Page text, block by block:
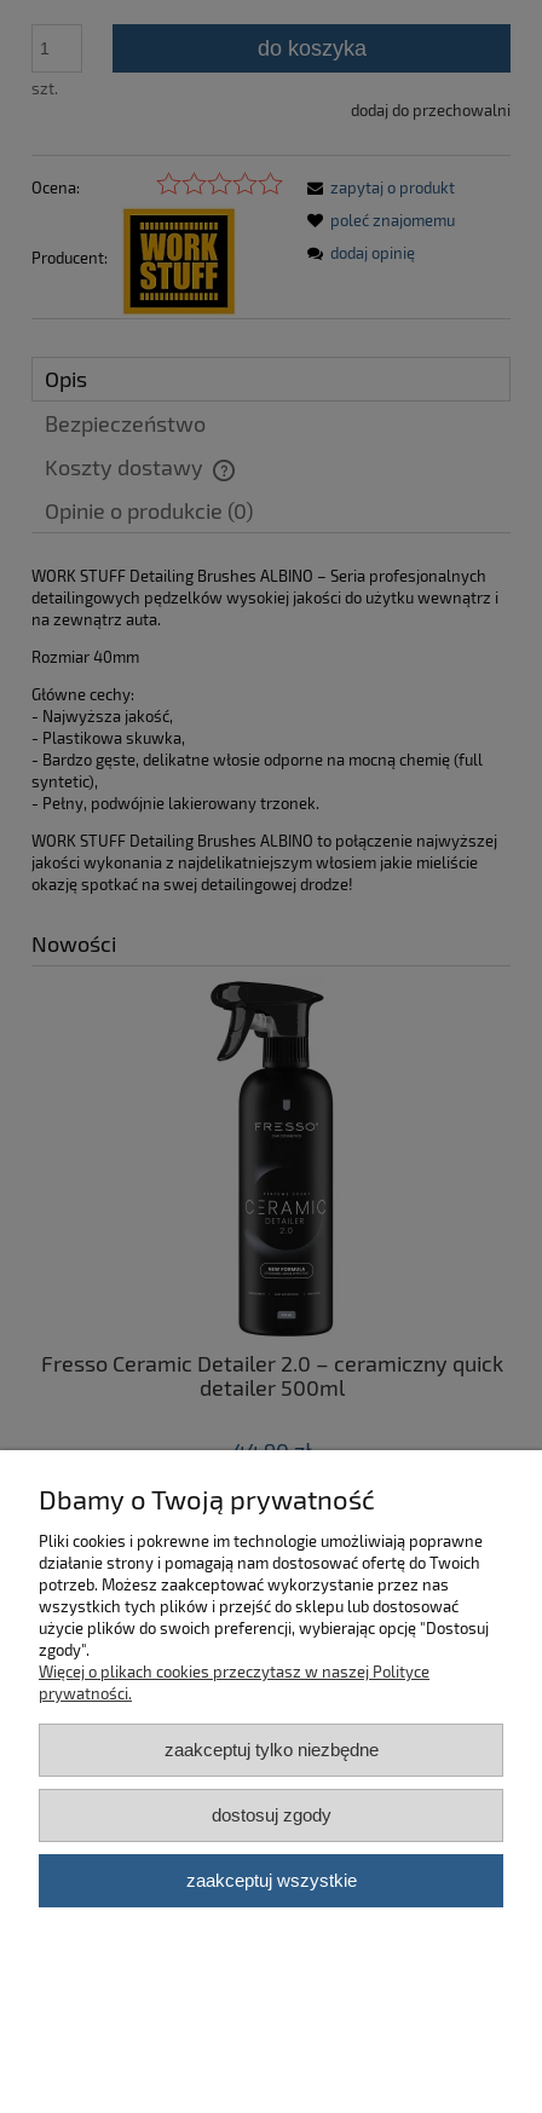
szt.
do koszyka
dodaj do przechowalni
Ocena:
Producent:
zapytaj o produkt
poleć znajomemu
dodaj opinię
Opis
Bezpieczeństwo
Koszty dostawy
Cena nie zawiera ewentualnych kosztów płatności
Opinie o produkcie (0)
WORK STUFF Detailing Brushes ALBINO – Seria profesjonalnych
detailingowych pędzelków wysokiej jakości do użytku wewnątrz i
na zewnątrz auta.
Rozmiar 40mm
Główne cechy:
- Najwyższa jakość,
- Plastikowa skuwka,
- Bardzo gęste, delikatne włosie odporne na mocną chemię (full
syntetic),
- Pełny, podwójnie lakierowany trzonek.
WORK STUFF Detailing Brushes ALBINO to połączenie najwyższej
jakości wykonania z najdelikatniejszym włosiem jakie mieliście
okazję spotkać na swej detailingowej drodze!
Nowości
Fresso Ceramic Detailer 2.0 – ceramiczny quick
detailer 500ml
44,90 zł
do koszyka
SKLEP
MOJE KONTO
BĄDŹ NA BIEŻĄCO!
Kosmetyki samochodowe Automotive Care©2026 | PlatformaShoper
pokaż pełną wersję strony
Dbamy o Twoją prywatność
Pliki cookies i pokrewne im technologie umożliwiają poprawne
działanie strony i pomagają nam dostosować ofertę do Twoich
potrzeb. Możesz zaakceptować wykorzystanie przez nas
wszystkich tych plików i przejść do sklepu lub dostosować
użycie plików do swoich preferencji, wybierając opcję "Dostosuj
zgody".
Więcej o plikach cookies przeczytasz w naszej Polityce
prywatności.
zaakceptuj tylko niezbędne
dostosuj zgody
zaakceptuj wszystkie